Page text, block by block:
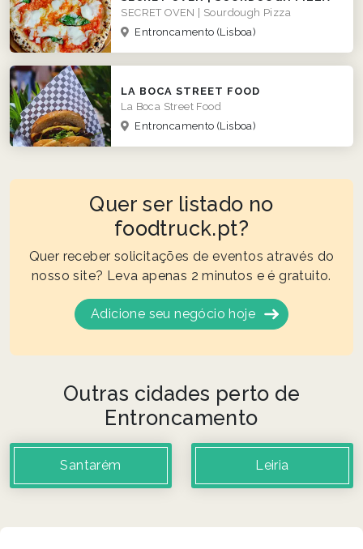
SECRET OVEN | Sourdough Pizza
Entroncamento (Lisboa)
LA BOCA STREET FOOD
La Boca Street Food
Entroncamento (Lisboa)
Quer ser listado no
foodtruck.pt?
Quer receber solicitações de eventos através do
nosso site? Leva apenas 2 minutos e é gratuito.
Adicione seu negócio hoje
Outras cidades perto de
Entroncamento
Santarém Leiria